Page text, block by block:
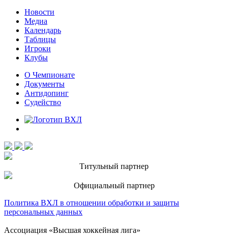
Новости
Медиа
Календарь
Таблицы
Игроки
Клубы
О Чемпионате
Документы
Антидопинг
Судейство
Титульный партнер
Официальный партнер
Политика ВХЛ в отношении обработки и защиты
персональных данных
Ассоциация «Высшая хоккейная лига»